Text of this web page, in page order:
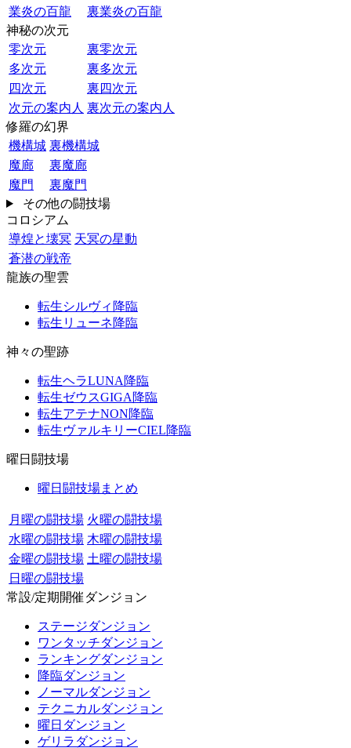
業炎の百龍
裏業炎の百龍
神秘の次元
零次元
裏零次元
多次元
裏多次元
四次元
裏四次元
次元の案内人 裏次元の案内人
修羅の幻界
機構城 裏機構城
魔廊
裏魔廊
魔門
裏魔門
その他の闘技場
コロシアム
導煌と壊冥 天冥の星動
蒼潜の戦帝
龍族の聖雲
転生シルヴィ降臨
転生リューネ降臨
神々の聖跡
転生ヘラLUNA降臨
転生ゼウスGIGA降臨
転生アテナNON降臨
転生ヴァルキリーCIEL降臨
曜日闘技場
曜日闘技場まとめ
月曜の闘技場 火曜の闘技場
水曜の闘技場 木曜の闘技場
金曜の闘技場 土曜の闘技場
日曜の闘技場
常設/定期開催ダンジョン
ステージダンジョン
ワンタッチダンジョン
ランキングダンジョン
降臨ダンジョン
ノーマルダンジョン
テクニカルダンジョン
曜日ダンジョン
ゲリラダンジョン